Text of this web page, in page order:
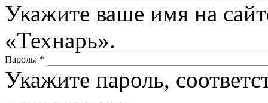
Укажите ваше имя на
«Технарь».
Пароль: *
Укажите пароль,